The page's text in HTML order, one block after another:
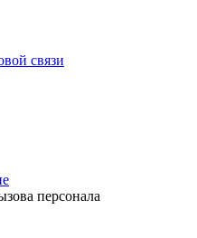
связи
персонала